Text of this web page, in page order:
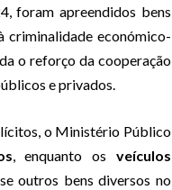
foram apreendidos bens
criminalidade económico-
o reforço da cooperação
e privados.
o Ministério Público
, enquanto osveículos
outros bens diversos no